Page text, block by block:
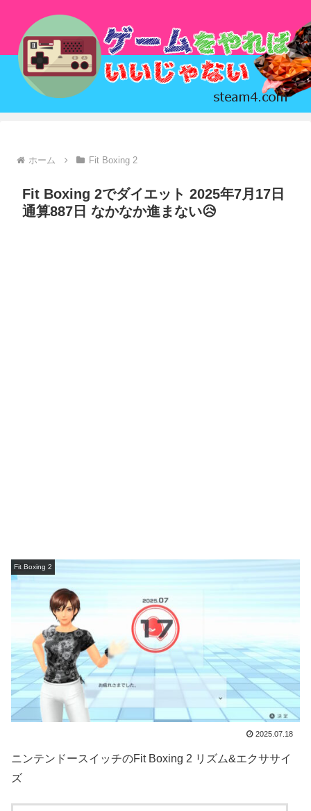
ホーム Fit Boxing 2
Fit Boxing 2でダイエット 2025年7月17日
通算887日 なかなか進まない😥
Fit Boxing 2
2025.07.18
ニンテンドースイッチのFit Boxing 2 リズム&エクササイ
ズ